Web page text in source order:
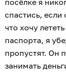
посёлке я
спастись,
что хочу
паспорта, я
пропустят. Он
занимать